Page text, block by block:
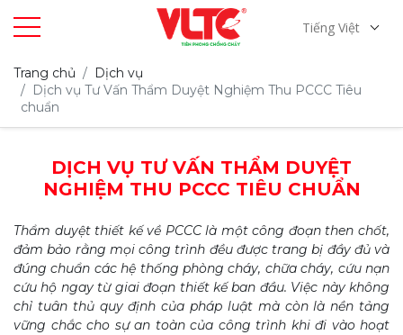
Tiếng Việt
Trang chủ
Dịch vụ
Dịch vụ Tư Vấn Thẩm Duyệt Nghiệm Thu PCCC Tiêu
chuẩn
DỊCH VỤ TƯ VẤN THẨM DUYỆT
NGHIỆM THU PCCC TIÊU CHUẨN
Thẩm duyệt thiết kế về PCCC là một công đoạn then chốt,
đảm bảo rằng mọi công trình đều được trang bị đầy đủ và
đúng chuẩn các hệ thống phòng cháy, chữa cháy, cứu nạn
cứu hộ ngay từ giai đoạn thiết kế ban đầu. Việc này không
chỉ tuân thủ quy định của pháp luật mà còn là nền tảng
vững chắc cho sự an toàn của công trình khi đi vào hoạt